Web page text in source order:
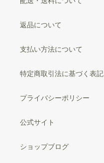
返品について
支払い方法について
特定商取引法に基づく表記
プライバシーポリシー
公式サイト
ショップブログ